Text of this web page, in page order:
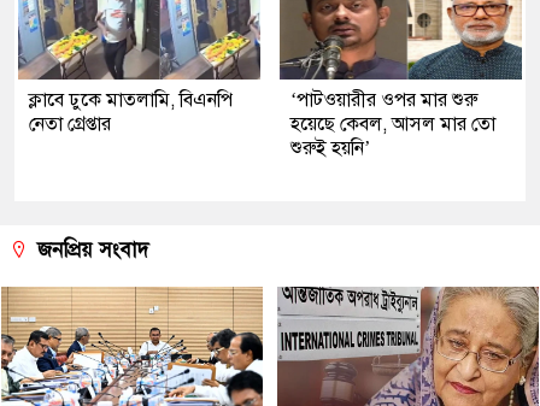
ক্লাবে ঢুকে মাতলামি, বিএনপি
নেতা গ্রেপ্তার
‘পাটওয়ারীর ওপর মার শুরু
হয়েছে কেবল, আসল মার তো
শুরুই হয়নি’
জনপ্রিয় সংবাদ